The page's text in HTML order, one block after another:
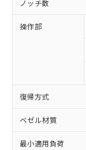
ノッチ数
操作部
復帰方式
ベゼル材質
最小適用負荷